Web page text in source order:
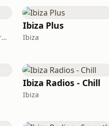
Ibiza · DAB+ (Ibiza & Formentera, Madrid, Barcelona)
Ibiza Plus
Ibiza
Ibiza Radios - Chill
Ibiza